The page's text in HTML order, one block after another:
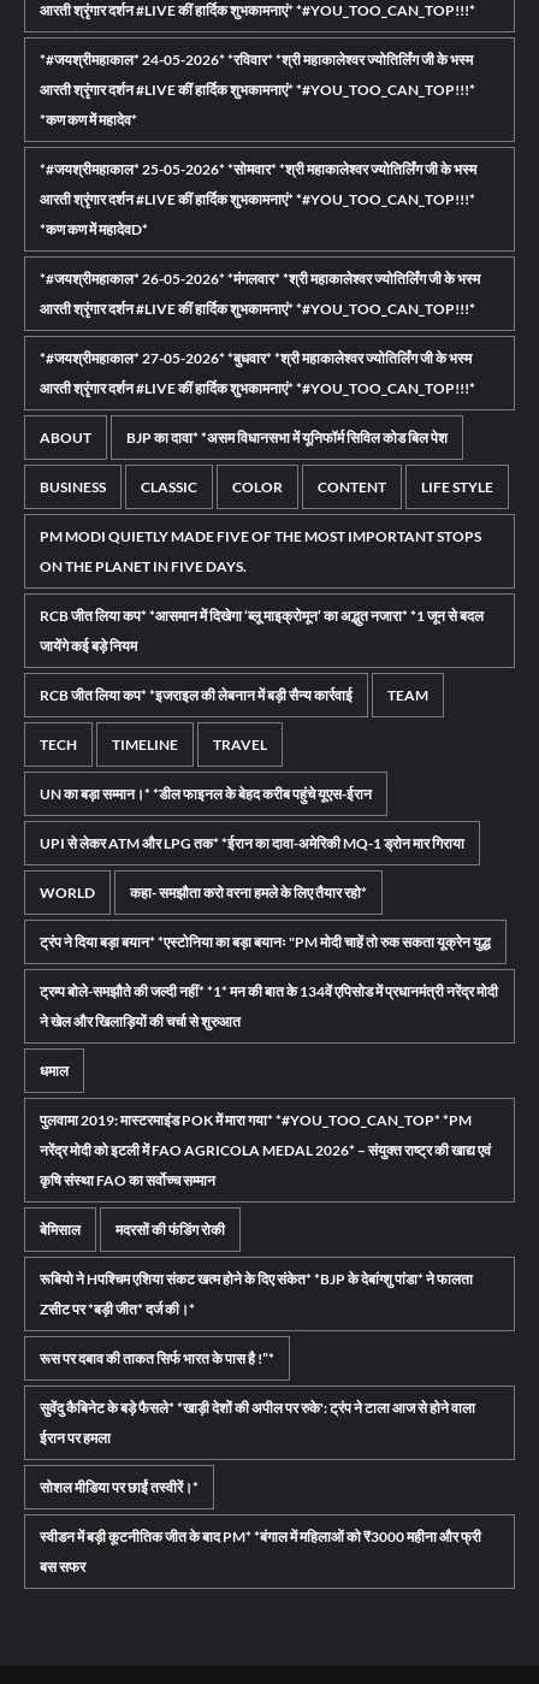
आरती श्रृंगार दर्शन #LIVE कीं हार्दिक शुभकामनाएं* *#YOU_TOO_CAN_TOP!!!*
*#जयश्रीमहाकाल* 24-05-2026* *रविवार* *श्री महाकालेश्वर ज्योतिर्लिंग जी के भस्म
आरती श्रृंगार दर्शन #LIVE कीं हार्दिक शुभकामनाएं* *#YOU_TOO_CAN_TOP!!!*
*कण कण में महादेव*
*#जयश्रीमहाकाल* 25-05-2026* *सोमवार* *श्री महाकालेश्वर ज्योतिर्लिंग जी के भस्म
आरती श्रृंगार दर्शन #LIVE कीं हार्दिक शुभकामनाएं* *#YOU_TOO_CAN_TOP!!!*
*कण कण में महादेवD*
*#जयश्रीमहाकाल* 26-05-2026* *मंगलवार* *श्री महाकालेश्वर ज्योतिर्लिंग जी के भस्म
आरती श्रृंगार दर्शन #LIVE कीं हार्दिक शुभकामनाएं* *#YOU_TOO_CAN_TOP!!!*
*#जयश्रीमहाकाल* 27-05-2026* *बुधवार* *श्री महाकालेश्वर ज्योतिर्लिंग जी के भस्म
आरती श्रृंगार दर्शन #LIVE कीं हार्दिक शुभकामनाएं* *#YOU_TOO_CAN_TOP!!!*
ABOUT BJP का दावा* *असम विधानसभा में यूनिफॉर्म सिविल कोड बिल पेश
BUSINESS CLASSIC COLOR CONTENT LIFE STYLE
PM MODI QUIETLY MADE FIVE OF THE MOST IMPORTANT STOPS
ON THE PLANET IN FIVE DAYS.
RCB जीत लिया कप* *आसमान में दिखेगा ‘ब्लू माइक्रोमून’ का अद्भुत नजारा* *1 जून से बदल
जायेंगे कई बड़े नियम
RCB जीत लिया कप* *इजराइल की लेबनान में बड़ी सैन्य कार्रवाई TEAM
TECH TIMELINE TRAVEL
UN का बड़ा सम्मान।* *डील फाइनल के बेहद करीब पहुंचे यूएस-ईरान
UPI से लेकर ATM और LPG तक* *ईरान का दावा-अमेरिकी MQ-1 ड्रोन मार गिराया
WORLD कहा- समझौता करो वरना हमले के लिए तैयार रहो*
ट्रंप ने दिया बड़ा बयान* *एस्टोनिया का बड़ा बयानः "PM मोदी चाहें तो रुक सकता यूक्रेन युद्ध
ट्रम्प बोले-समझौते की जल्दी नहीं* *1* मन की बात के 134वें एपिसोड में प्रधानमंत्री नरेंद्र मोदी
ने खेल और खिलाड़ियों की चर्चा से शुरुआत
धमाल
पुलवामा 2019: मास्टरमाइंड POK में मारा गया* *#YOU_TOO_CAN_TOP* *PM
नरेंद्र मोदी को इटली में FAO AGRICOLA MEDAL 2026* – संयुक्त राष्ट्र की खाद्य एवं
कृषि संस्था FAO का सर्वोच्च सम्मान
बेमिसाल मदरसों की फंडिंग रोकी
रूबियो ने Hपश्चिम एशिया संकट खत्म होने के दिए संकेत* *BJP के देबांग्शु पांडा* ने फालता
Zसीट पर *बड़ी जीत* दर्ज की।*
रूस पर दबाव की ताकत सिर्फ भारत के पास है !”*
सुवेंदु कैबिनेट के बड़े फैसले* *खाड़ी देशों की अपील पर रुके': ट्रंप ने टाला आज से होने वाला
ईरान पर हमला
सोशल मीडिया पर छाईं तस्वीरें।*
स्वीडन में बड़ी कूटनीतिक जीत के बाद PM* *बंगाल में महिलाओं को ₹3000 महीना और फ्री
बस सफर